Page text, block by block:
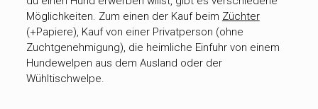
Möglichkeiten. Zum einen der Kauf beim Züchter
(+Papiere), Kauf von einer Privatperson (ohne
Zuchtgenehmigung), die heimliche Einfuhr von einem
Hundewelpen aus dem Ausland oder der
Wühltischwelpe.